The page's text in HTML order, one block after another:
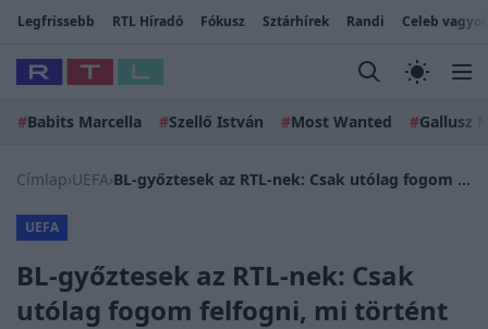
Legfrissebb RTL Híradó Fókusz Sztárhírek Randi Celeb
#Babits Marcella #Szellő István #Most Wanted #Gallusz
Címlap›UEFA› BL-győztesek az RTL-nek: Csak utólag fogom felfogni, mi történt
UEFA
BL-győztesek az RTL-nek: Csak
utólag fogom felfogni, mi történt